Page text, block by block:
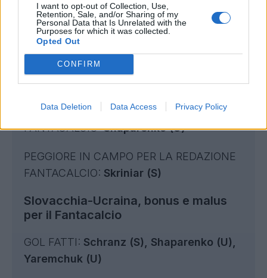
I want to opt-out of Collection, Use,
Retention, Sale, and/or Sharing of my
Personal Data that Is Unrelated with the
Purposes for which it was collected.
Opted Out
CONFIRM
Data Deletion Data Access Privacy Policy
. Rebrov
Fantaeuropeo: migliore e peggiore in
campo
MIGLIORE IN CAMPO PER LA REDAZIONE
FANTACALCIO:Shaparenko (U)
PEGGIORE IN CAMPO PER LA REDAZIONE
FANTACALCIO: Skriniar (S)
Slovacchia-Ucraina, bonus e malus
per il Fantacalcio
GOL FATTI: Schranz (S), Shaparenko (U),
Yaremchuk (U)